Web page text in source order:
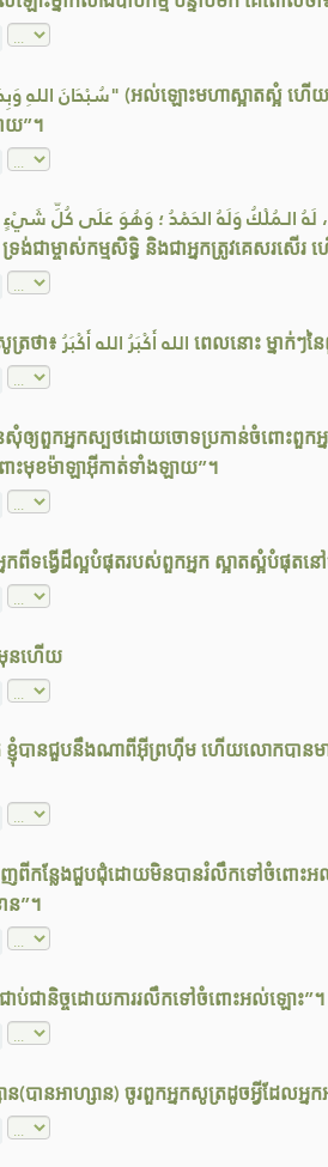
យ”។
ទ្រង់ជាម្ចាស់កម្មសិទ្ធិ និងជាអ្នកត្រូវគេសរ
ឲ្យពួកអ្នកស្បថដោយចោទប្រកាន់ចំពោះពួកអ្
ះមុខម៉ាឡាអ៊ីកាត់ទាំងឡាយ”។
នកពីទង្វើដ៏ល្អបំផុតរបស់ពួកអ្នក ស្អាតស្អំបំផុ
មុនហើយ
បានជួបនឹងណាពីអ៊ីព្រហ៊ីម ហើយលោកបានមាន
កន្លែងជួបជុំដោយមិនបានរំលឹកទៅចំពោះអ
ន”។
ាប់ជានិច្ចដោយការរលឹកទៅចំពោះអល់ឡោះ”។
(បានអាហ្សាន) ចូរពួកអ្នកសូត្រដូចអ្វីដែលអ្